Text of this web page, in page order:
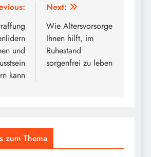
und
kann
Next:
Wie Altersvorsorge
Ihnen hilft, im
Ruhestand
sorgenfrei zu leben
zum Thema